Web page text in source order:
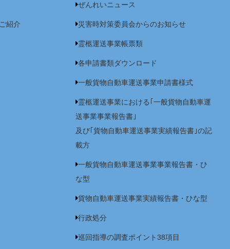
紹介
ぜんれいニュース
災害時対策委員会からのお知らせ
霊柩運送事業帳票類
各申請書類ダウンロード
一般貨物自動車運送事業申請書様式
霊柩運送事業における｢一般貨物自動車運
送事業事業報告書｣
及び｢貨物自動車運送事業実績報告書｣の記
載方
一般貨物自動車運送事業事業報告書・ひ
な型
貨物自動車運送事業実績報告書・ひな型
行政処分
巡回指導の調査ポイント38項目